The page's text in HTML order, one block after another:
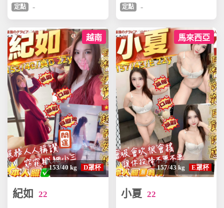
定點 - 定點 -
越南
153/40 kg D罩杯
紀如22
馬來西亞
157/43 kg E罩杯
小夏 22